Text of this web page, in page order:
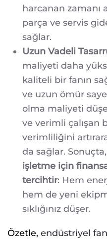
harcanan zamanı
parça ve servis
sağlar.
Uzun Vadeli
maliyeti daha
kaliteli bir fanın
ve uzun ömür
olma maliyeti
ve verimli çalışan
verimliliğini
da sağlar.
işletme için
tercihtir: Hem
hem de yeni
sıklığınız düşer.
Özetle, endüstriyel